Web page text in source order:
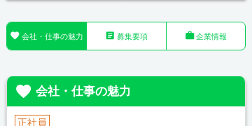
 会社・仕事の魅力  募集要項 企業情報
 会社・仕事の魅力
正社員